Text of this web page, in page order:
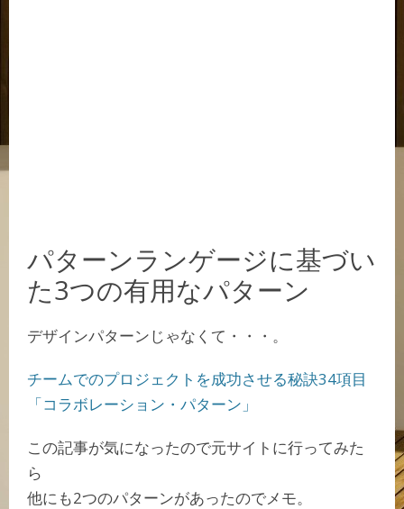
パターンランゲージに基づい
た3つの有用なパターン
デザインパターンじゃなくて・・・。
チームでのプロジェクトを成功させる秘訣34項目
「コラボレーション・パターン」
この記事が気になったので元サイトに行ってみた
ら
他にも2つのパターンがあったのでメモ。